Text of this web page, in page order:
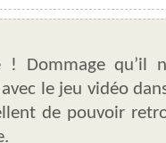
! Dommage qu’il
le jeu vidéo
de pouvoir